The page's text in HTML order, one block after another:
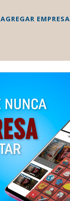
AGREGAR EMPRESA